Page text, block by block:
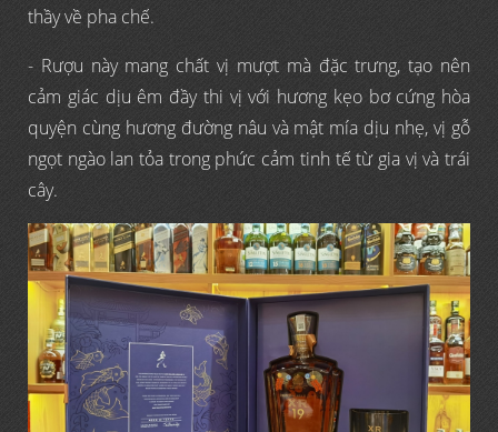
thầy về pha chế.
- Rượu này mang chất vị mượt mà đặc trưng, tạo nên
cảm giác dịu êm đầy thi vị với hương kẹo bơ cứng hòa
quyện cùng hương đường nâu và mật mía dịu nhẹ, vị gỗ
ngọt ngào lan tỏa trong phức cảm tinh tế từ gia vị và trái
cây.